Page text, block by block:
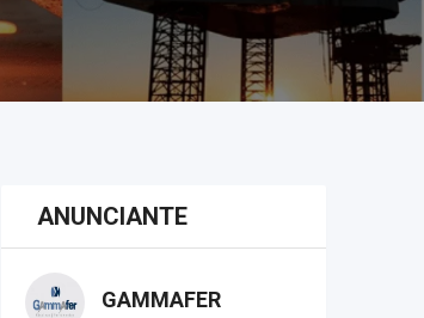
ANUNCIANTE
GAMMAFER